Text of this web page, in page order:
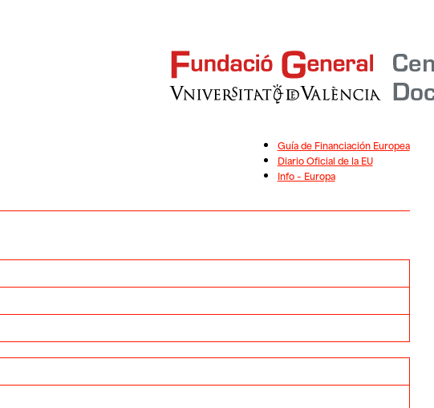
Guía de Financiación Europea
Diario Oficial de la EU
Info – Europa